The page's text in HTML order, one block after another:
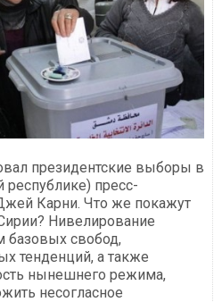
президентские выборы в
пресс-
Карни. Что же покажут
Нивелирование
базовых свобод,
тенденций, а также
нынешнего режима,
несогласное